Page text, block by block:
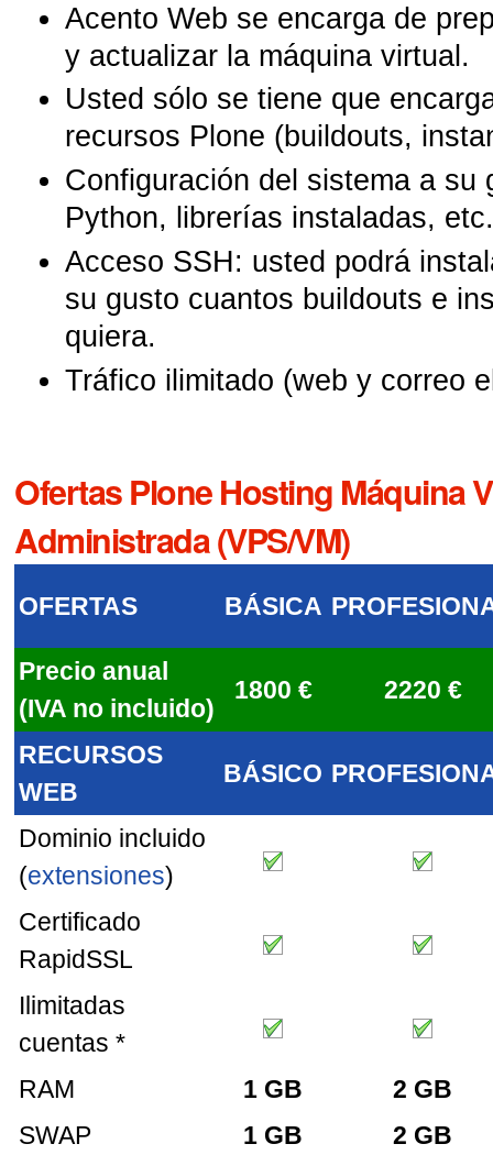
Acento Web se encarga de
y actualizar la máquina virtual.
Usted sólo se tiene que
recursos Plone (buildouts,
Configuración del sistema a su
Python, librerías instaladas,
Acceso SSH: usted podrá
su gusto cuantos buildouts e
quiera.
Tráfico ilimitado (web y correo
Ofertas Plone Hosting Máquina
Administrada (VPS/VM)
OFERTAS BÁSICA
Precio anual
(IVA no incluido)
1800 € 2220 €
RECURSOS
WEB
BÁSICO
Dominio incluido
(extensiones)
Certificado
RapidSSL
Ilimitadas
cuentas *
RAM
1 GB
2 GB
SWAP
1 GB
2 GB